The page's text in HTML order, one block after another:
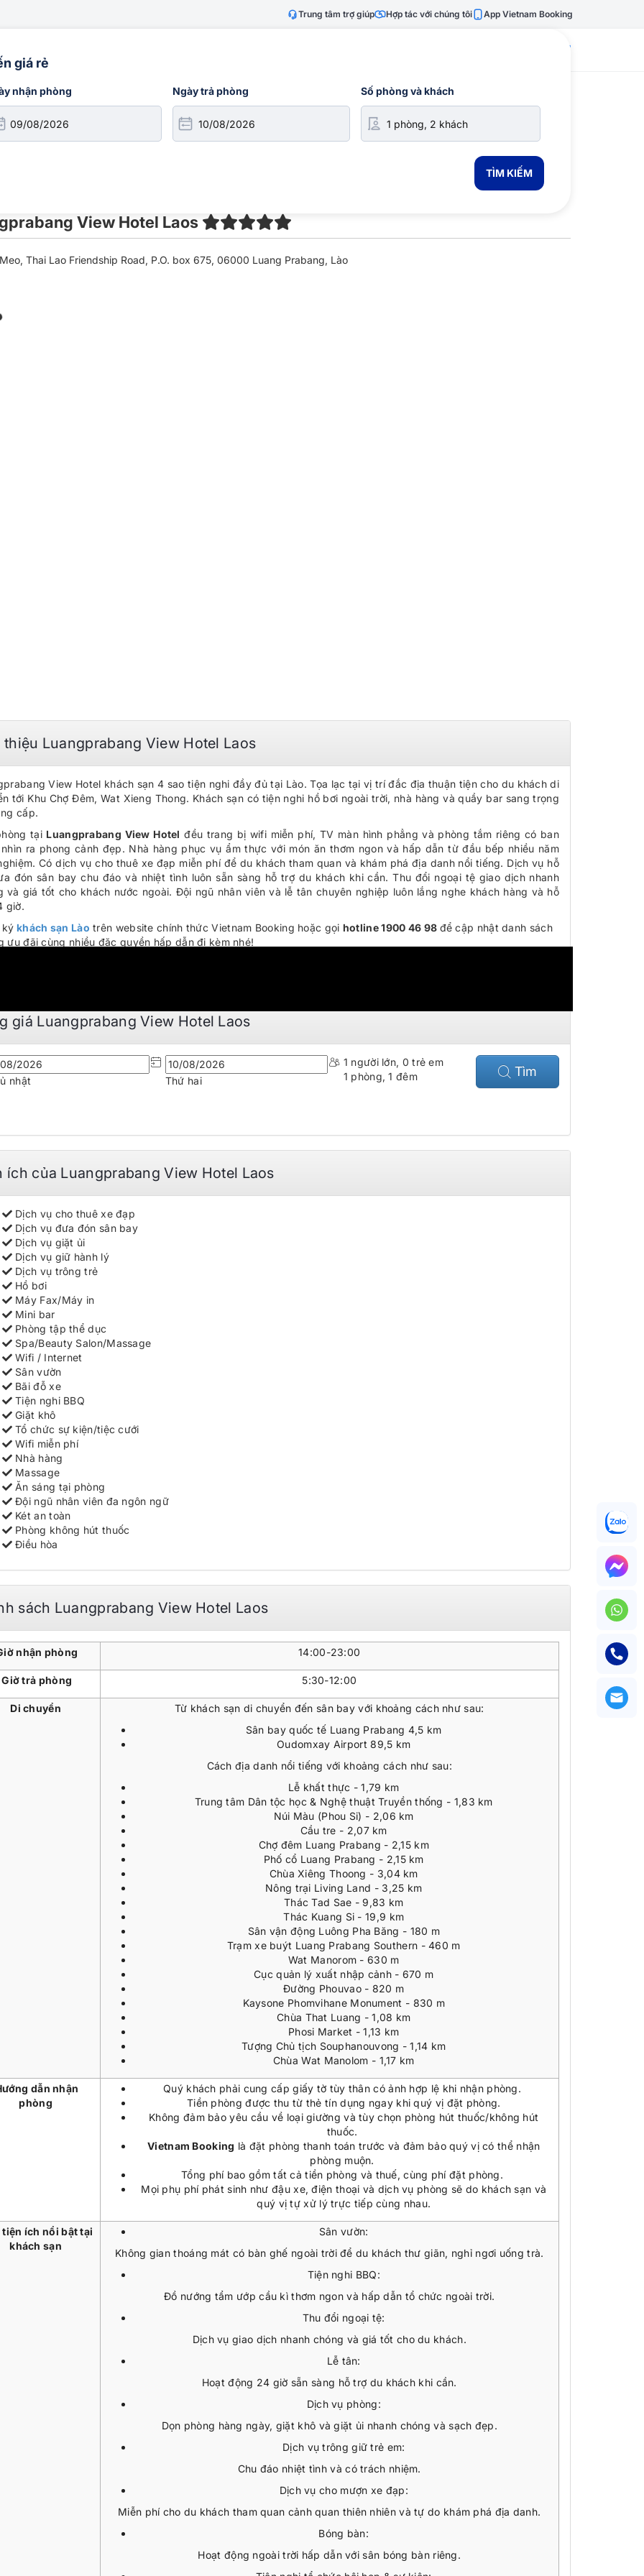
Trung tâm trợ giúp Hợp tác với chúng tôi App Vietnam Booking
028 7303 6167
giá rẻ
nhận phòng Ngày trả phòng Số phòng và khách
TÌM KIẾM
View Hotel Laos
Thai Lao Friendship Road, P.O. box 675, 06000 Luang Prabang, Lào
thiệu Luangprabang View Hotel Laos
View Hotel khách sạn 4 sao tiện nghi đầy đủ tại Lào. Tọa lạc tại vị trí đắc địa thuận tiện cho du khách di
tới Khu Chợ Đêm, Wat Xieng Thong. Khách sạn có tiện nghi hồ bơi ngoài trời, nhà hàng và quầy bar sang trọng
cấp.
tại Luangprabang View Hotel đều trang bị wifi miễn phí, TV màn hình phẳng và phòng tắm riêng có ban
ra phong cảnh đẹp. Nhà hàng phục vụ ẩm thực với món ăn thơm ngon và hấp dẫn từ đầu bếp nhiều năm
Có dịch vụ cho thuê xe đạp miễn phí để du khách tham quan và khám phá địa danh nổi tiếng. Dịch vụ hỗ
đón sân bay chu đáo và nhiệt tình luôn sẵn sàng hỗ trợ du khách khi cần. Thu đổi ngoại tệ giao dịch nhanh
và giá tốt cho khách nước ngoài. Đội ngũ nhân viên và lễ tân chuyên nghiệp luôn lắng nghe khách hàng và hỗ
giờ.
ký khách sạn Lào trên website chính thức Vietnam Booking hoặc gọi hotline 1900 46 98 để cập nhật danh sách
ưu đãi cùng nhiều đặc quyền hấp dẫn đi kèm nhé!
giá Luangprabang View Hotel Laos
nhật Thứ hai
1 người lớn, 0 trẻ em
1 phòng,1 đêm Tìm
ích của Luangprabang View Hotel Laos
Dịch vụ cho thuê xe đạp
Dịch vụ đưa đón sân bay
Dịch vụ giặt ủi
Dịch vụ giữ hành lý
Dịch vụ trông trẻ
Hồ bơi
Máy Fax/Máy in
Mini bar
Phòng tập thể dục
Spa/Beauty Salon/Massage
Wifi / Internet
Sân vườn
Bãi đỗ xe
Tiện nghi BBQ
Giặt khô
Tổ chức sự kiện/tiệc cưới
Wifi miễn phí
Nhà hàng
Massage
Ăn sáng tại phòng
Đội ngũ nhân viên đa ngôn ngữ
Két an toàn
Phòng không hút thuốc
Điều hòa
sách Luangprabang View Hotel Laos
nhận phòng 14:00-23:00
Giờ trả phòng 5:30-12:00
Di chuyển
Từ khách sạn di chuyển đến sân bay với khoảng cách như sau:
Sân bay quốc tế Luang Prabang 4,5 km
Oudomxay Airport 89,5 km
Cách địa danh nổi tiếng với khoảng cách như sau:
Lễ khất thực - 1,79 km
Trung tâm Dân tộc học & Nghệ thuật Truyền thống - 1,83 km
Núi Màu (Phou Si) - 2,06 km
Cầu tre - 2,07 km
Chợ đêm Luang Prabang - 2,15 km
Phố cổ Luang Prabang - 2,15 km
Chùa Xiêng Thoong - 3,04 km
Nông trại Living Land - 3,25 km
Thác Tad Sae - 9,83 km
Thác Kuang Si - 19,9 km
Sân vận động Luông Pha Băng - 180 m
Trạm xe buýt Luang Prabang Southern - 460 m
Wat Manorom - 630 m
Cục quản lý xuất nhập cảnh - 670 m
Đường Phouvao - 820 m
Kaysone Phomvihane Monument - 830 m
Chùa That Luang - 1,08 km
Phosi Market - 1,13 km
Tượng Chủ tịch Souphanouvong - 1,14 km
Chùa Wat Manolom - 1,17 km
dẫn nhận
phòng
Quý khách phải cung cấp giấy tờ tùy thân có ảnh hợp lệ khi nhận phòng.
Tiền phòng được thu từ thẻ tín dụng ngay khi quý vị đặt phòng.
Không đảm bảo yêu cầu về loại giường và tùy chọn phòng hút thuốc/không hút
thuốc.
Vietnam Booking là đặt phòng thanh toán trước và đảm bảo quý vị có thể nhận
phòng muộn.
Tổng phí bao gồm tất cả tiền phòng và thuế, cùng phí đặt phòng.
Mọi phụ phí phát sinh như đậu xe, điện thoại và dịch vụ phòng sẽ do khách sạn và
quý vị tự xử lý trực tiếp cùng nhau.
tiện ích nổi bật tại
khách sạn
Sân vườn:
Không gian thoáng mát có bàn ghế ngoài trời để du khách thư giãn, nghỉ ngơi uống trà.
Tiện nghi BBQ:
Đồ nướng tẩm ướp cầu kì thơm ngon và hấp dẫn tổ chức ngoài trời.
Thu đổi ngoại tệ:
Dịch vụ giao dịch nhanh chóng và giá tốt cho du khách.
Lễ tân:
Hoạt động 24 giờ sẵn sàng hỗ trợ du khách khi cần.
Dịch vụ phòng:
Dọn phòng hàng ngày, giặt khô và giặt ủi nhanh chóng và sạch đẹp.
Dịch vụ trông giữ trẻ em:
Chu đáo nhiệt tình và có trách nhiệm.
Dịch vụ cho mượn xe đạp:
Miễn phí cho du khách tham quan cảnh quan thiên nhiên và tự do khám phá địa danh.
Bóng bàn:
Hoạt động ngoài trời hấp dẫn với sân bóng bàn riêng.